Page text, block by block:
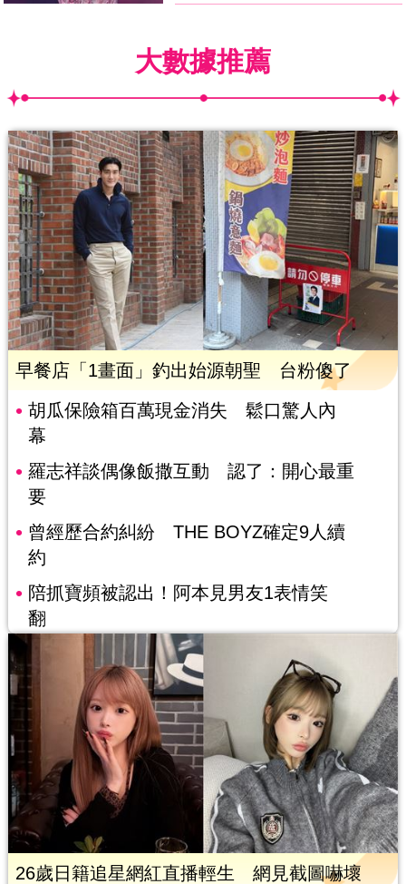
大數據推薦
早餐店「1畫面」釣出始源朝聖 台粉傻了
胡瓜保險箱百萬現金消失 鬆口驚人內
幕
羅志祥談偶像飯撒互動 認了：開心最重
要
曾經歷合約糾紛 THE BOYZ確定9人續
約
陪抓寶頻被認出！阿本見男友1表情笑
翻
26歲日籍追星網紅直播輕生 網見截圖嚇壞